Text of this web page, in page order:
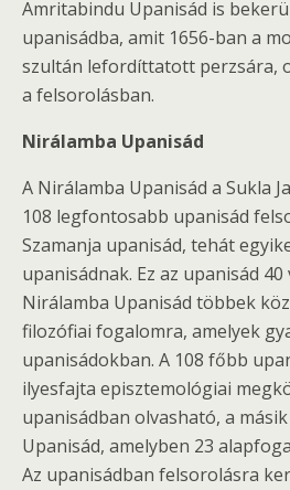
Amritabindu Upanisád is
upanisádba, amit 1656-ban a
szultán lefordíttatott perzsára,
a felsorolásban.
Nirálamba Upanisád
A Nirálamba Upanisád a Sukla
108 legfontosabb upanisád
Szamanja upanisád, tehát
upanisádnak. Ez az upanisád 40
Nirálamba Upanisád többek
filozófiai fogalomra, amelyek
upanisádokban. A 108 főbb
ilyesfajta episztemológiai
upanisádban olvasható, a
Upanisád, amelyben 23
Az upanisádban felsorolásra